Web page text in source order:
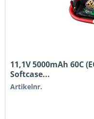
11,1V 5000mAh 60C
Softcase...
Artikelnr.